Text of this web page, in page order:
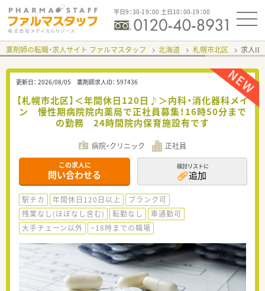
平日9：30-19：00 土日10：00-19：00
薬剤師の転職・求人サイト ファルマスタッフ 北海道 札幌市北区 求人ID
更新日： 2026/08/05 薬剤師求人ID： 597436
【札幌市北区】＜年間休日120日♪＞内科・消化器科メイ
ン 慢性期病院院内薬局で正社員募集！16時50分まで
の勤務 24時間院内保育施設有です
病院・クリニック 正社員
この求人に
問い合わせる
検討リストに
追加
駅チカ 年間休日120日以上
ブランク可
残業なし(ほぼなし含む)
転勤なし
車通勤可
大手チェーン以外
~18時までの職場